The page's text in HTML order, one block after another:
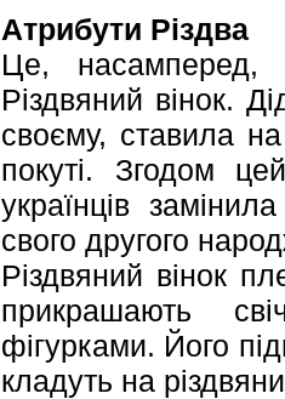
Атрибути Різдва
Це, насамперед,
Різдвяний вінок.
своєму, ставила
покуті. Згодом
українців
свого другого
Різдвяний вінок
прикрашають
фігурками. Його
кладуть на